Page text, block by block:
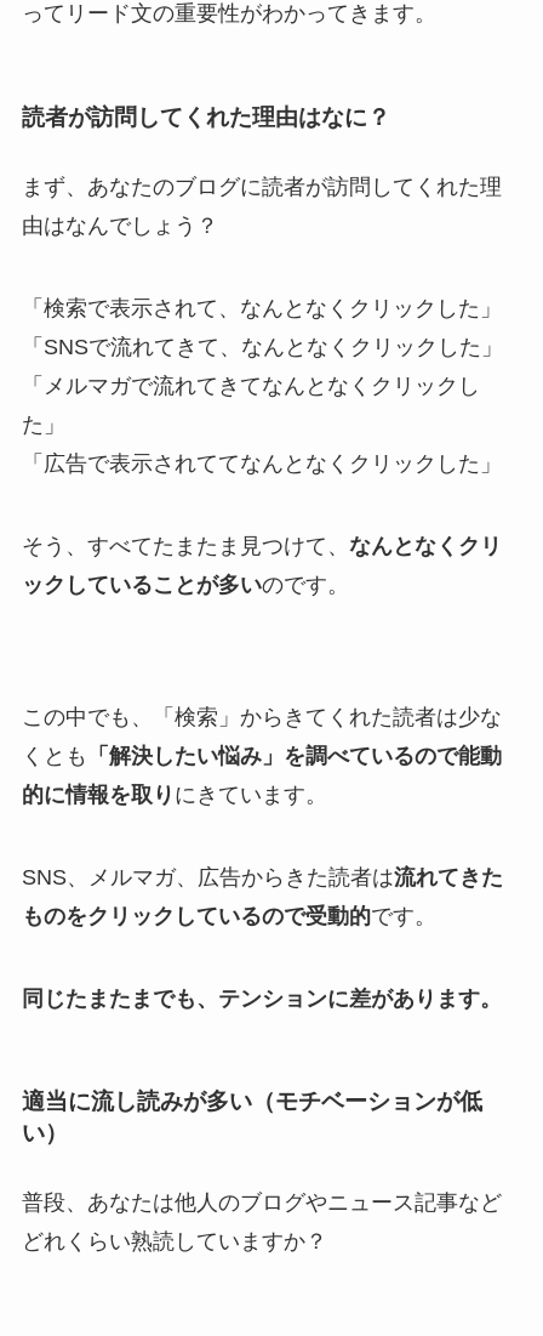
ってリード文の重要性がわかってきます。
読者が訪問してくれた理由はなに？
まず、あなたのブログに読者が訪問してくれた理
由はなんでしょう？
「検索で表示されて、なんとなくクリックした」
「SNSで流れてきて、なんとなくクリックした」
「メルマガで流れてきてなんとなくクリックし
た」
「広告で表示されててなんとなくクリックした」
そう、すべてたまたま見つけて、 なんとなくクリ
ックしていることが多いのです。
この中でも、「検索」からきてくれた読者は少な
くとも
「解決したい悩み」を調べているので能動
的に情報を取り にきています。
SNS、メルマガ、広告からきた読者は流れてきた
ものをクリックしているので受動的です。
同じたまたまでも、テンションに差があります。
適当に流し読みが多い（モチベーションが低
い）
普段、あなたは他人のブログやニュース記事など
どれくらい熟読していますか？